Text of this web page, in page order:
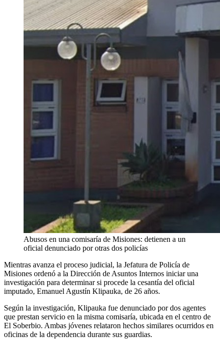
Abusos en una comisaría de Misiones: detienen a un
oficial denunciado por otras dos policías
Mientras avanza el proceso judicial, la Jefatura de Policía de
Misiones ordenó a la Dirección de Asuntos Internos iniciar una
investigación para determinar si procede la cesantía del oficial
imputado, Emanuel Agustín Klipauka, de 26 años.
Según la investigación, Klipauka fue denunciado por dos agentes
que prestan servicio en la misma comisaría, ubicada en el centro de
El Soberbio. Ambas jóvenes relataron hechos similares ocurridos en
oficinas de la dependencia durante sus guardias.